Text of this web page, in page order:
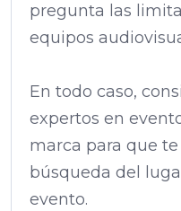
pregunta las
equipos
En todo caso,
expertos en
marca para que
búsqueda del
evento.